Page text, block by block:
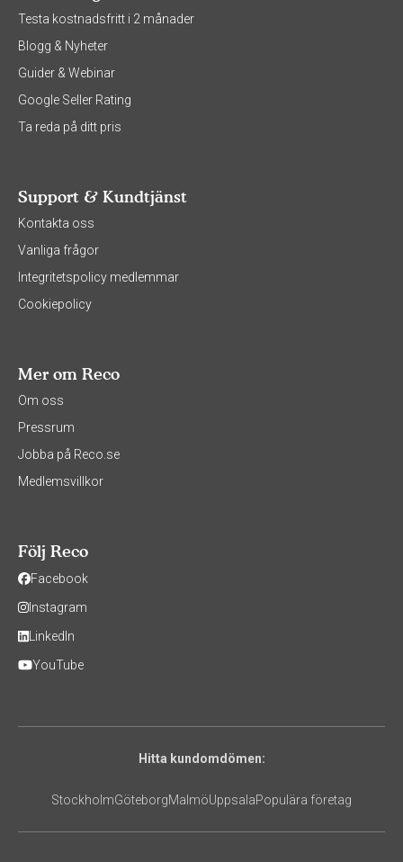
Testa kostnadsfritt i 2 månader
Blogg & Nyheter
Guider & Webinar
Google Seller Rating
Ta reda på ditt pris
Support & Kundtjänst
Kontakta oss
Vanliga frågor
Integritetspolicy medlemmar
Cookiepolicy
Mer om Reco
Om oss
Pressrum
Jobba på Reco.se
Medlemsvillkor
Följ Reco
Facebook
Instagram
LinkedIn
YouTube
Hitta kundomdömen:
StockholmGöteborgMalmöUppsalaPopulära företag